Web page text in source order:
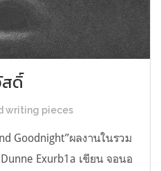
สดิ์
writing pieces
Goodnight”ผลงานในรวม
Exurb1a เขียน จอนอ